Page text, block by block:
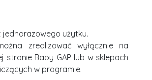
jednorazowego użytku.
zrealizować wyłącznie na
stronie Baby GAP lub w sklepach
w programie.